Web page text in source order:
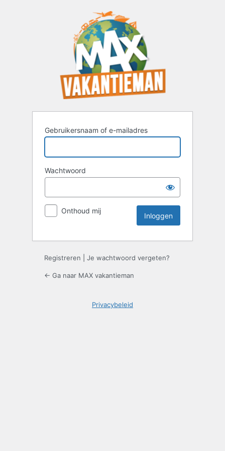
Gebruikersnaam of e-mailadres
Wachtwoord
Onthoud mij
Registreren Je wachtwoord vergeten?
← Ga naar MAX vakantieman
Privacybeleid